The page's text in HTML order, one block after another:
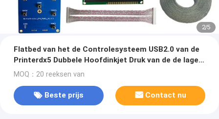
2/5
Flatbed van het de Controlesysteem USB2.0 van de
Printerdx5 Dubbele Hoofdinkjet Druk van de de lage
kosten Betere Printer Raad van Inkjet
MOQ：20 reeksen van
Beste prijs Contact nu